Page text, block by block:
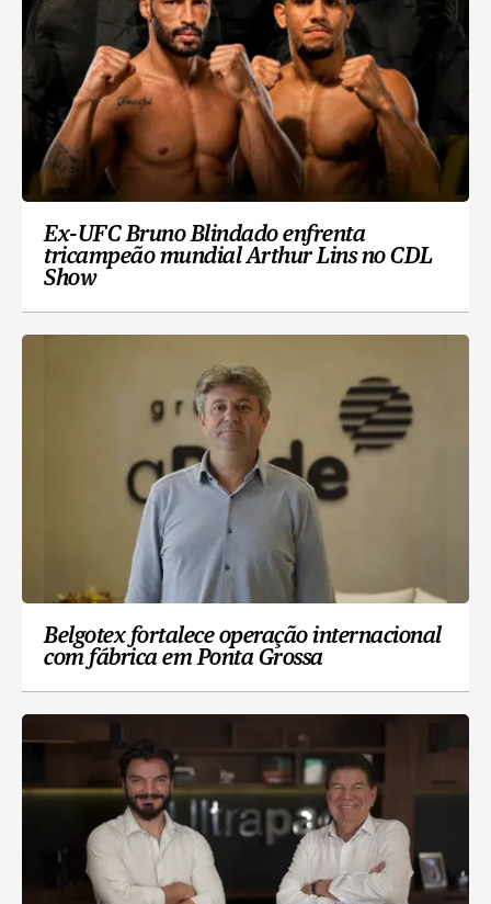
Ex-UFC Bruno Blindado enfrenta
tricampeão mundial Arthur Lins no CDL
Show
Belgotex fortalece operação internacional
com fábrica em Ponta Grossa